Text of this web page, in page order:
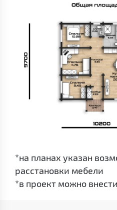
*на планах указан
расстановки мебели
*в проект можно